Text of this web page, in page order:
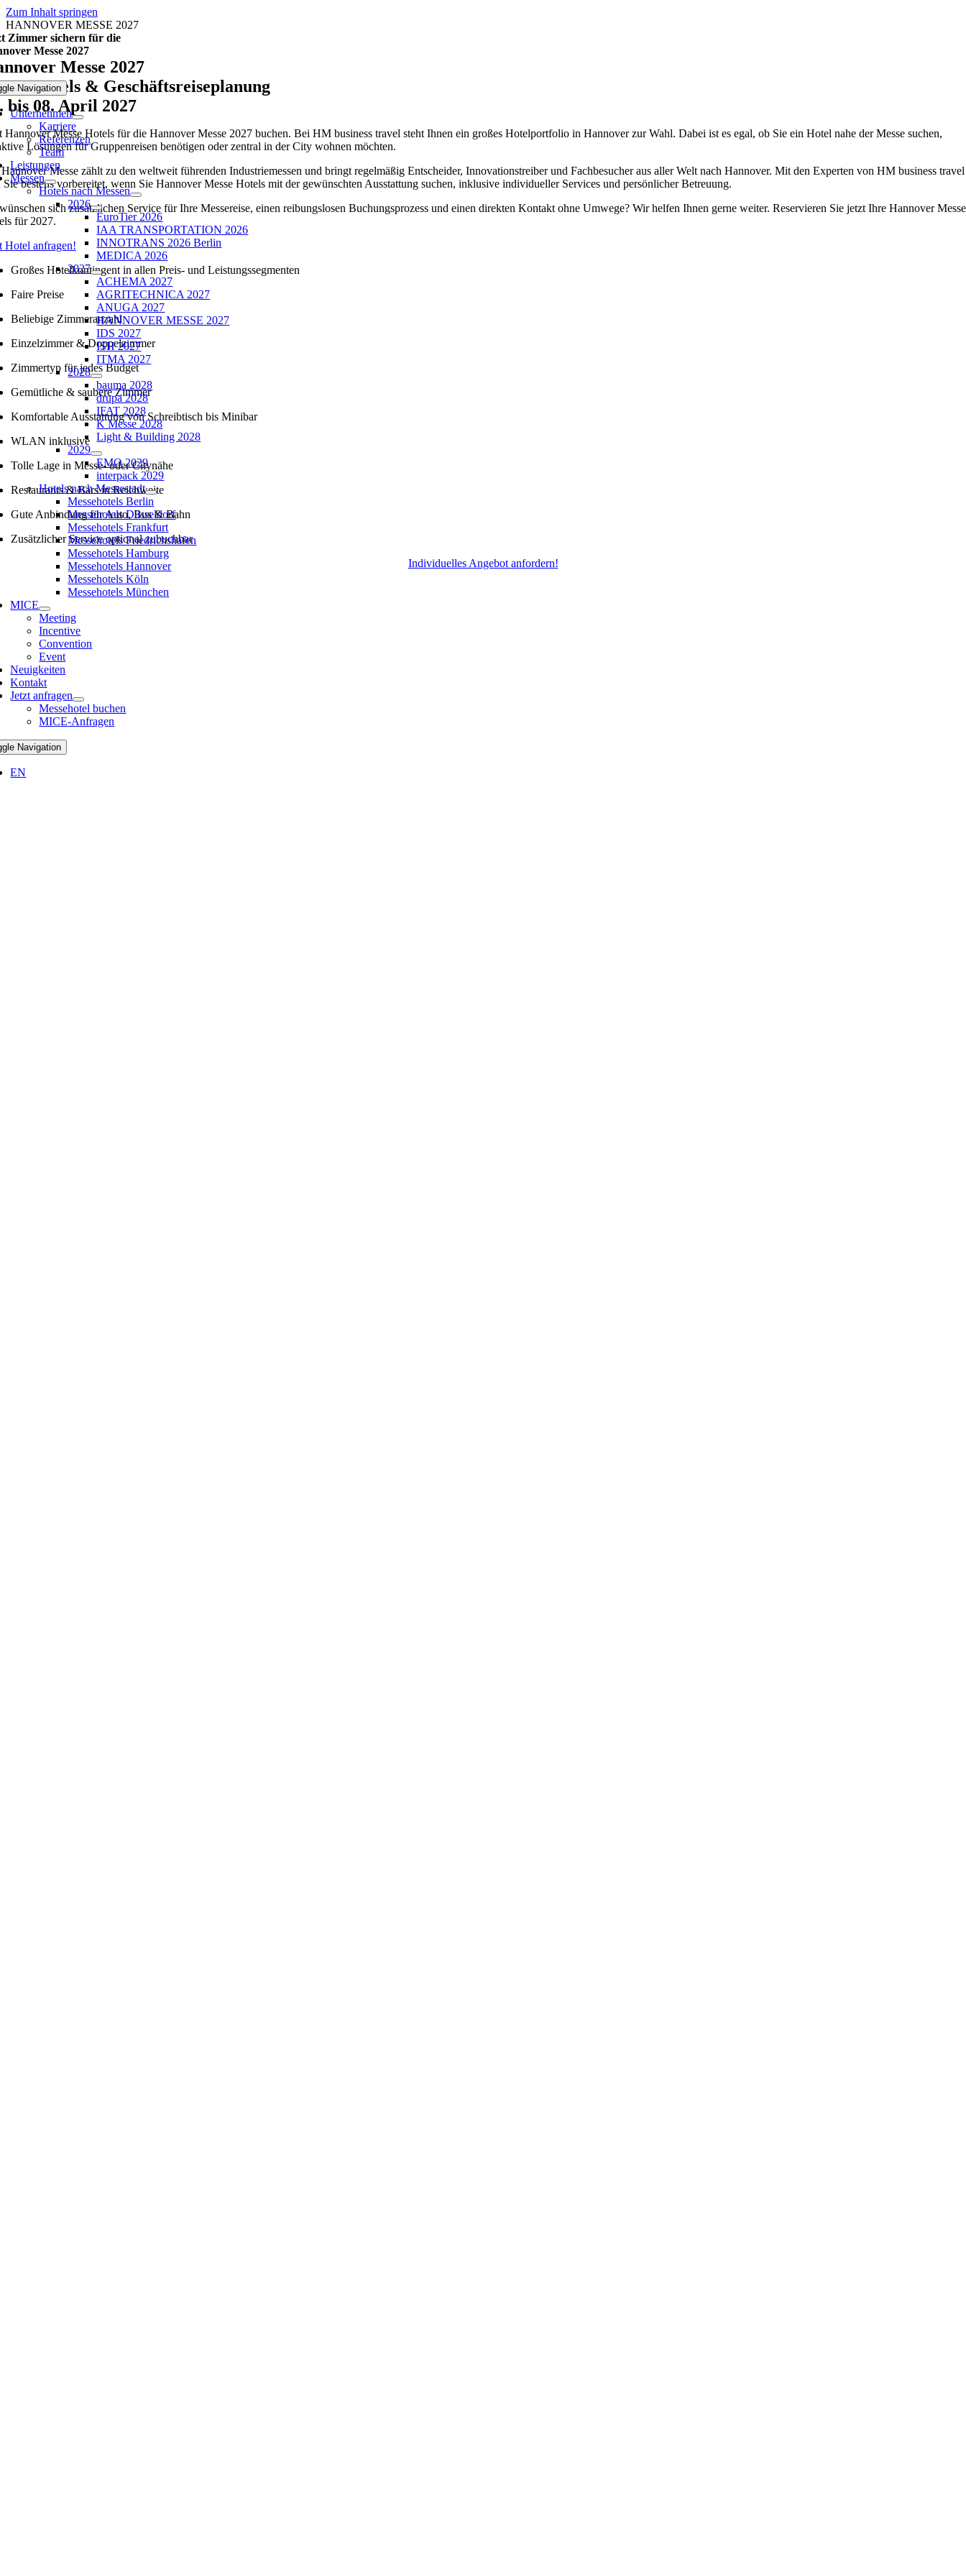
Zum Inhalt springen
Navigation
Unternehmen
Karriere
Referenzen
Team
Leistungen
Messen
Hotels nach Messen
2026
EuroTier 2026
IAA TRANSPORTATION 2026
INNOTRANS 2026 Berlin
MEDICA 2026
2027
ACHEMA 2027
AGRITECHNICA 2027
ANUGA 2027
HANNOVER MESSE 2027
IDS 2027
ISH 2027
ITMA 2027
2028
bauma 2028
drupa 2028
IFAT 2028
K Messe 2028
Light & Building 2028
2029
EMO 2029
interpack 2029
Hotels nach Messestadt
Messehotels Berlin
Messehotels Düsseldorf
Messehotels Frankfurt
Messehotels Friedrichshafen
Messehotels Hamburg
Messehotels Hannover
Messehotels Köln
Messehotels München
MICE
Meeting
Incentive
Convention
Event
Neuigkeiten
Kontakt
Jetzt anfragen
Messehotel buchen
MICE-Anfragen
Navigation
EN
HANNOVER MESSE 2027
Zimmer sichern für die
Messe 2027
Messe 2027
Hotels & Geschäftsreiseplanung
bis 08. April 2027
Hannover Messe Hotels für die Hannover Messe 2027 buchen. Bei HM business travel steht Ihnen ein großes Hotelportfolio in Hannover zur Wahl. Dabei ist es egal, ob Sie ein Hotel nahe der Messe suchen,
Lösungen für Gruppenreisen benötigen oder zentral in der City wohnen möchten.
Messe zählt zu den weltweit führenden Industriemessen und bringt regelmäßig Entscheider, Innovationstreiber und Fachbesucher aus aller Welt nach Hannover. Mit den Experten von HM business travel
Sie bestens vorbereitet, wenn Sie Hannover Messe Hotels mit der gewünschten Ausstattung suchen, inklusive individueller Services und persönlicher Betreuung.
sich zusätzlichen Service für Ihre Messereise, einen reibungslosen Buchungsprozess und einen direkten Kontakt ohne Umwege? Wir helfen Ihnen gerne weiter. Reservieren Sie jetzt Ihre Hannover Messe
für 2027.
Hotel anfragen!
Großes Hotelkontingentin allen Preis- und Leistungssegmenten
Faire Preise
Beliebige Zimmeranzahl
Einzelzimmer & Doppelzimmer
Zimmertyp für jedes Budget
Gemütliche & saubereZimmer
Komfortable Ausstattung von Schreibtisch bis Minibar
WLAN inklusive
Tolle Lagein Messe- oderCitynähe
Restaurants& Barsin Reichweite
Gute Anbindung für Auto, Bus & Bahn
Zusätzlicher Service optionalzubuchbar
Individuelles Angebot anfordern!